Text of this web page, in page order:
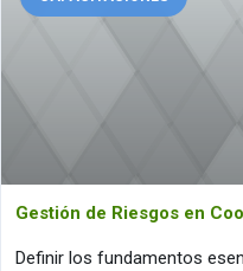
Gestión de Riesgos en
Definir los fundamentos